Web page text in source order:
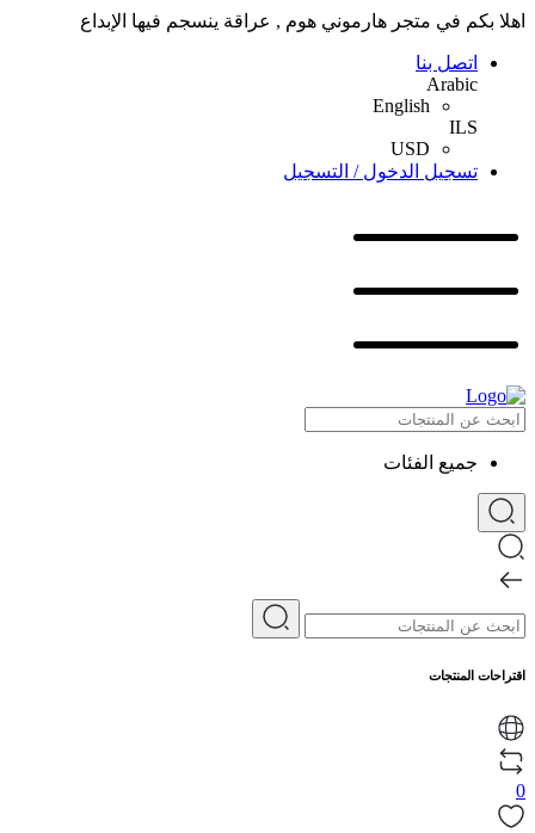
اهلا بكم في متجر هارموني هوم , عراقة ينسجم فيها الإبداع
اتصل بنا
Arabic
English
ILS
USD
تسجيل الدخول / التسجيل
جميع الفئات
اقتراحات المنتجات
0